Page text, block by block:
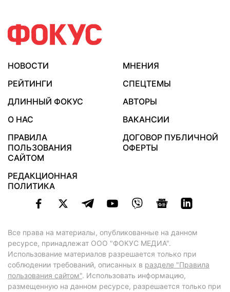
НОВОСТИ
МНЕНИЯ
РЕЙТИНГИ
СПЕЦТЕМЫ
ДЛИННЫЙ ФОКУС
АВТОРЫ
О НАС
ВАКАНСИИ
ПРАВИЛА
ПОЛЬЗОВАНИЯ
САЙТОМ
ДОГОВОР ПУБЛИЧНОЙ
ОФЕРТЫ
РЕДАКЦИОННАЯ
ПОЛИТИКА
Все права на материалы, опубликованные на данном
ресурсе, принадлежат ООО "ФОКУС МЕДИА".
Использование материалов разрешается только при
соблюдении требований, описанных в разделе "Правила
пользования сайтом". Использовать информацию,
размещенную на данном ресурсе, разрешается только при